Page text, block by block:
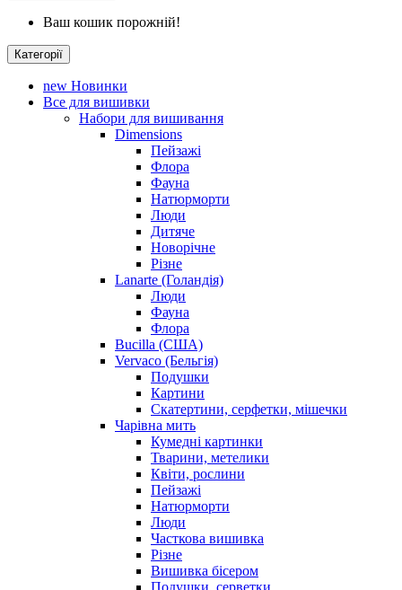
Ваш кошик порожній!
Категорії
new Новинки
Все для вишивки
Набори для вишивання
Dimensions
Пейзажі
Флора
Фауна
Натюрморти
Люди
Дитяче
Новорічне
Різне
Lanarte (Голандія)
Люди
Фауна
Флора
Bucilla (США)
Vervaco (Бельгія)
Подушки
Картини
Скатертини, серфетки, мішечки
Чарiвна мить
Кумедні картинки
Тварини, метелики
Квіти, рослини
Пейзажі
Натюрморти
Люди
Часткова вишивка
Різне
Вишивка бісером
Подушки, серветки